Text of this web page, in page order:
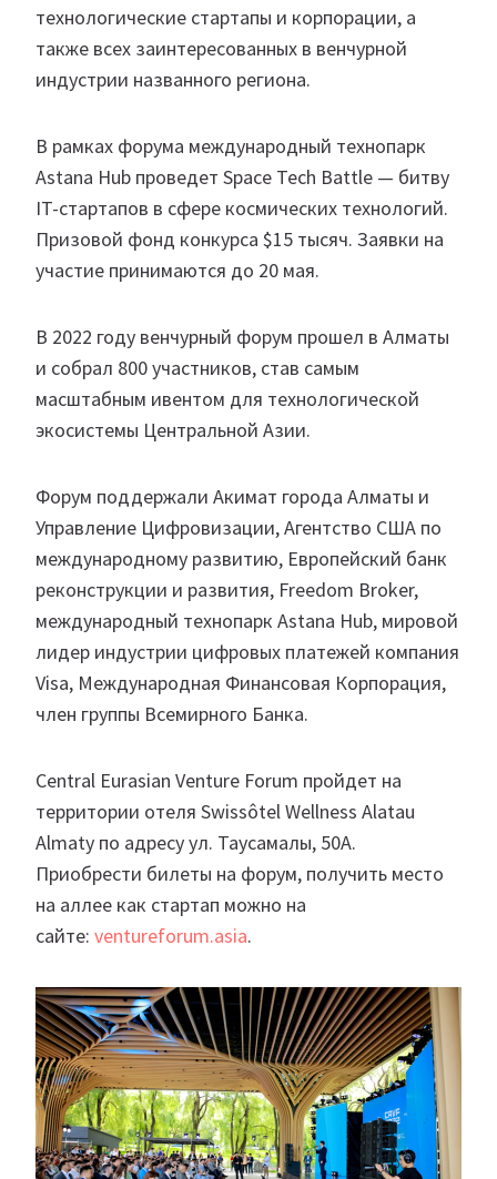
технологические стартапы и корпорации, а
также всех заинтересованных в венчурной
индустрии названного региона.
В рамках форума международный технопарк
Astana Hub проведет Space Tech Battle — битву
IT-стартапов в сфере космических технологий.
Призовой фонд конкурса $15 тысяч. Заявки на
участие принимаются до 20 мая.
В 2022 году венчурный форум прошел в Алматы
и собрал 800 участников, став самым
масштабным ивентом для технологической
экосистемы Центральной Азии.
Форум поддержали Акимат города Алматы и
Управление Цифровизации, Агентство США по
международному развитию, Европейский банк
реконструкции и развития, Freedom Broker,
международный технопарк Astana Hub, мировой
лидер индустрии цифровых платежей компания
Visa, Международная Финансовая Корпорация,
член группы Всемирного Банка.
Central Eurasian Venture Forum пройдет на
территории отеля Swissôtel Wellness Alatau
Almaty по адресу ул. Таусамалы, 50А.
Приобрести билеты на форум, получить место
на аллее как стартап можно на
сайте: ventureforum.asia.